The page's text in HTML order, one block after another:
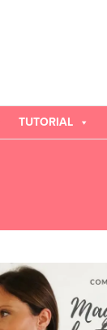
TUTORIAL